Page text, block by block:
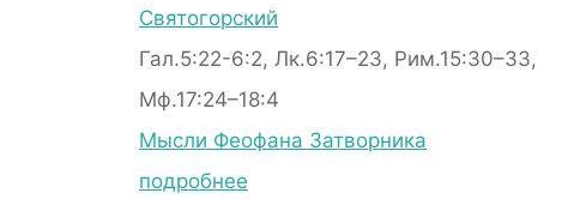
Святогорский
Гал.5:22-6:2, Лк.6:17–23, Рим.15:30–33,
Мф.17:24–18:4
Мысли Феофана Затворника
подробнее